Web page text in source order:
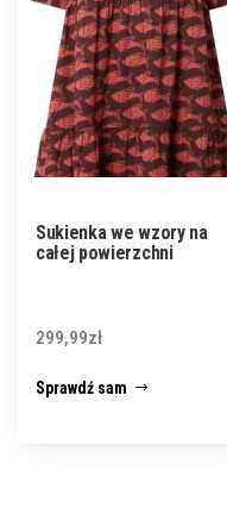
Sukienka we wzory na
całej powierzchni
299,99zł
Sprawdź sam